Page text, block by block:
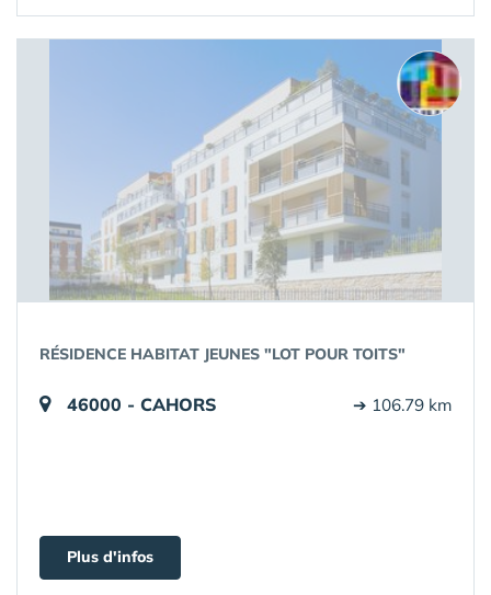
RÉSIDENCE HABITAT JEUNES "LOT POUR TOITS"
46000 - CAHORS ➔ 106.79 km
Plus d'infos